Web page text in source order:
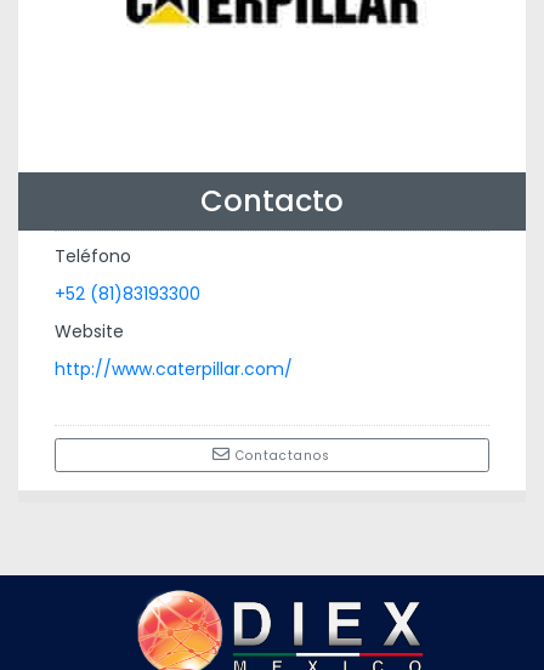
Contacto
Teléfono
+52 (81)83193300
Website
http://www.caterpillar.com/
Contactanos